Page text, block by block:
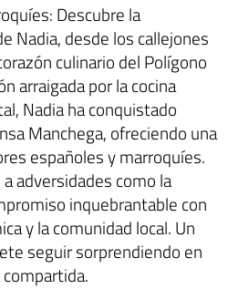
Descubre la
Nadia, desde los callejones
culinario del Polígono
arraigada por la cocina
Nadia ha conquistado
Manchega, ofreciendo una
españoles y marroquíes.
adversidades como la
inquebrantable con
y la comunidad local. Un
seguir sorprendiendo en